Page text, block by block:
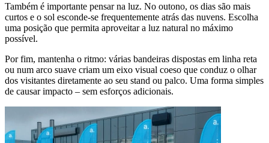
Também é importante pensar na luz. No outono, os dias são mais
curtos e o sol esconde-se frequentemente atrás das nuvens. Escolha
uma posição que permita aproveitar a luz natural no máximo
possível.
Por fim, mantenha o ritmo: várias bandeiras dispostas em linha reta
ou num arco suave criam um eixo visual coeso que conduz o olhar
dos visitantes diretamente ao seu stand ou palco. Uma forma simples
de causar impacto – sem esforços adicionais.